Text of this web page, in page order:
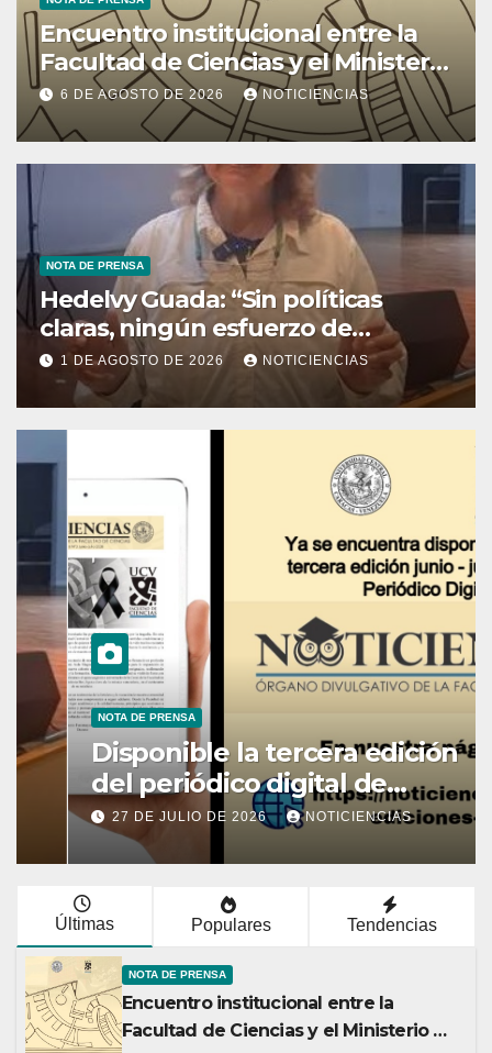
Encuentro institucional entre la
Facultad de Ciencias y el Ministerio
de Ciencia y Tecnología
6 DE AGOSTO DE 2026 NOTICIENCIAS
NOTA DE PRENSA
Hedelvy Guada: “Sin políticas
claras, ningún esfuerzo de
conservación rendirá frutos”
1 DE AGOSTO DE 2026 NOTICIENCIAS
NOTA DE PRENSA
Disponible la tercera edición
del periódico digital de
Noticiencias 2026
27 DE JULIO DE 2026 NOTICIENCIAS
Últimas Populares Tendencias
NOTA DE PRENSA
Encuentro institucional entre la
Facultad de Ciencias y el Ministerio de